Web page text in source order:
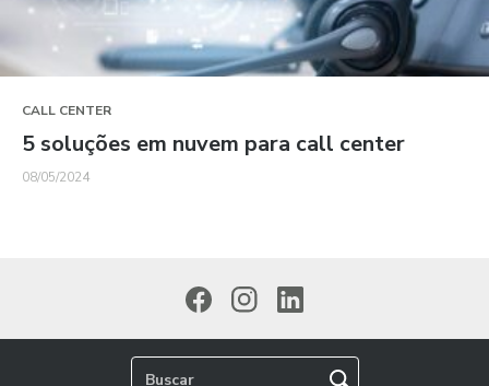
CALL CENTER
5 soluções em nuvem para call center
08/05/2024